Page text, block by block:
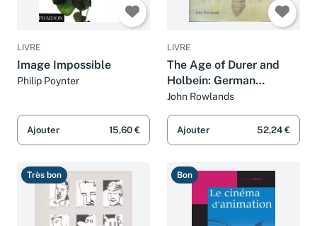
LIVRE
Image Impossible
Philip Poynter
Ajouter 15,60 €
LIVRE
The Age of Durer and
Holbein: German
Drawings, 1400-1550
John Rowlands
Ajouter 52,24 €
Très bon Bon